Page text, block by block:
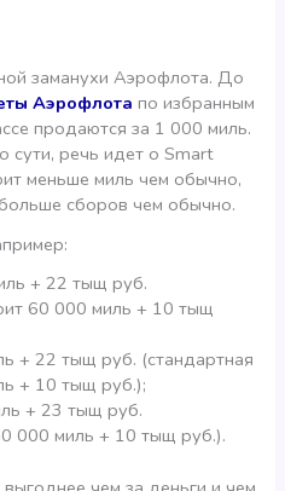
заманухи Аэрофлота. До
Аэрофлота по избранным
продаются за 1 000 миль.
речь идет о Smart
меньше миль чем обычно,
сборов чем обычно.
+ 22 тыщ руб.
60 000 миль + 10 тыщ
+ 22 тыщ руб. (стандартная
+ 10 тыщ руб.);
+ 23 тыщ руб.
000 миль + 10 тыщ руб.).